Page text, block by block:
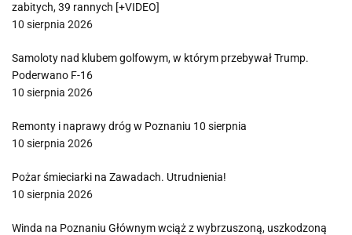
zabitych, 39 rannych [+VIDEO]
10 sierpnia 2026
Samoloty nad klubem golfowym, w którym przebywał Trump.
Poderwano F-16
10 sierpnia 2026
Remonty i naprawy dróg w Poznaniu 10 sierpnia
10 sierpnia 2026
Pożar śmieciarki na Zawadach. Utrudnienia!
10 sierpnia 2026
Winda na Poznaniu Głównym wciąż z wybrzuszoną, uszkodzoną